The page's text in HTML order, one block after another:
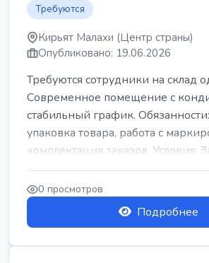
Требуются
Кирьят Малахи (Центр страны)
Опубликовано: 19.06.2026
Требуются сотрудники на склад
Современное помещение с
стабильный график.
упаковка товара, работа с
комплектация заказов. Условия:
0 просмотров
Подробнее